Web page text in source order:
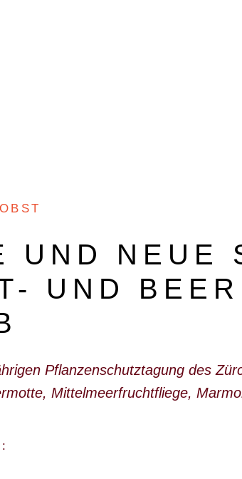
OBST
UND NEUE
UND
Pflanzenschutztagung des
Mittelmeerfruchtfliege,